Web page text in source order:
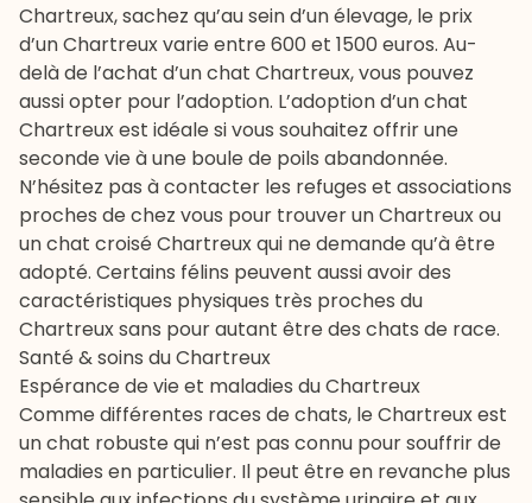
Chartreux, sachez qu’au sein d’un élevage, le prix
d’un Chartreux varie entre 600 et 1500 euros. Au-
delà de l’achat d’un chat Chartreux, vous pouvez
aussi opter pour l’adoption. L’adoption d’un chat
Chartreux est idéale si vous souhaitez offrir une
seconde vie à une boule de poils abandonnée.
N’hésitez pas à contacter les refuges et associations
proches de chez vous pour trouver un Chartreux ou
un chat croisé Chartreux qui ne demande qu’à être
adopté. Certains félins peuvent aussi avoir des
caractéristiques physiques très proches du
Chartreux sans pour autant être des chats de race.
Santé & soins du Chartreux
Espérance de vie et maladies du Chartreux
Comme différentes races de chats, le Chartreux est
un chat robuste qui n’est pas connu pour souffrir de
maladies en particulier. Il peut être en revanche plus